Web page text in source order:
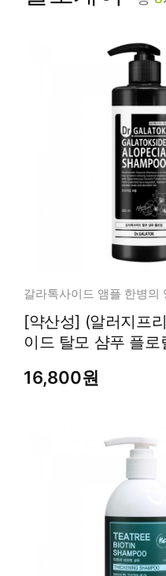
[약산성] (알러지프
이드 탈모 샴푸 플
16,800원